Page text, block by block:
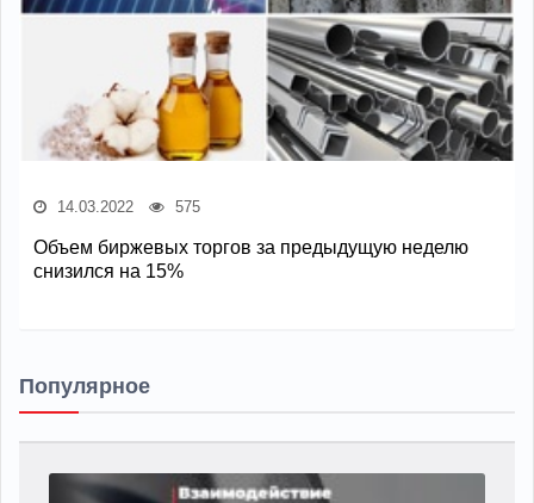
14.03.2022 575
Объем биржевых торгов за предыдущую неделю
снизился на 15%
Популярное